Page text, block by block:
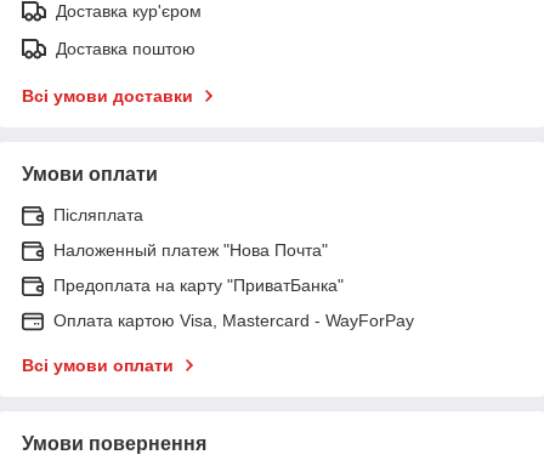
Доставка кур'єром
Доставка поштою
Всі умови доставки
Умови оплати
Післяплата
Наложенный платеж "Нова Почта"
Предоплата на карту "ПриватБанка"
Оплата картою Visa, Mastercard - WayForPay
Всі умови оплати
Умови повернення